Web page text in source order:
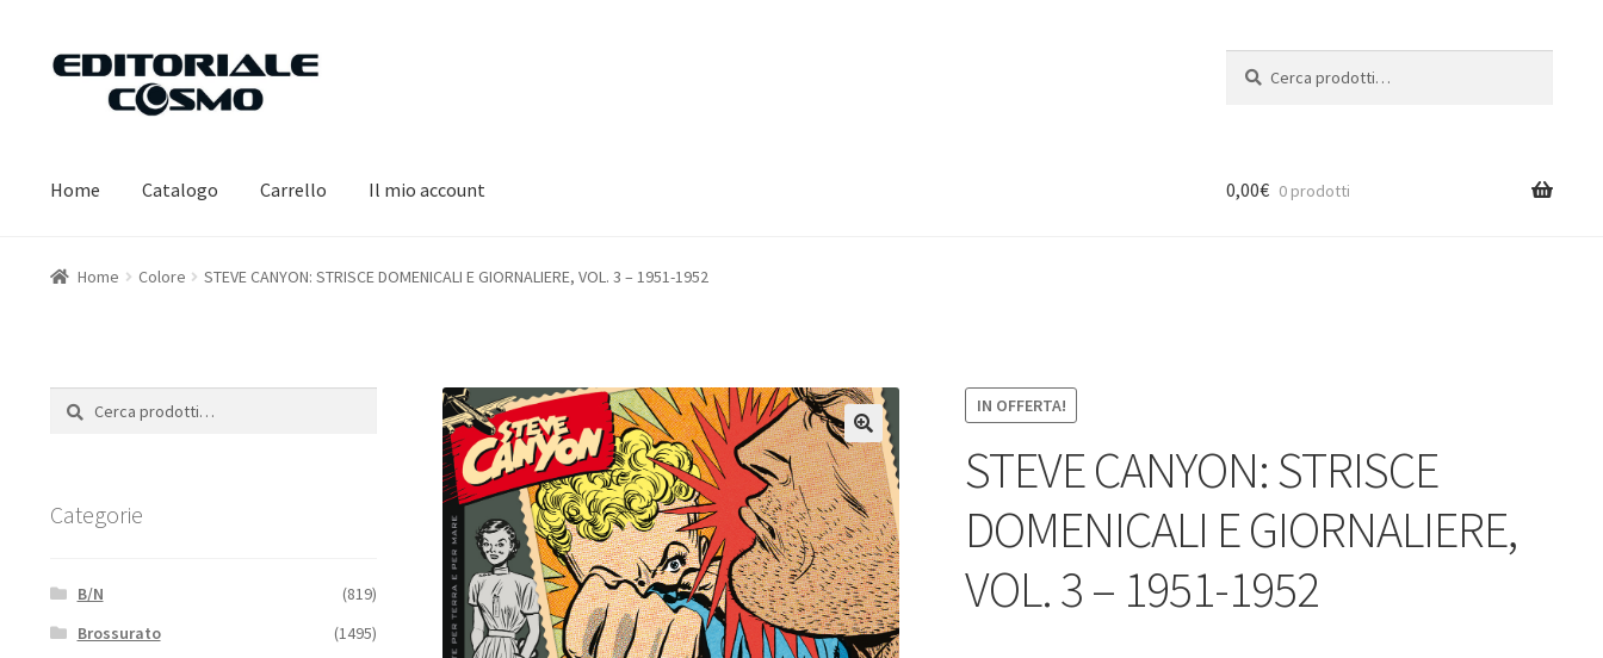
Vai
navigazione
Vai
Home Catalogo Carrello Il mio account 0,00€ 0 prodotti
Home Colore STEVE CANYON: STRISCE DOMENICALI E GIORNALIERE, VOL. 3 – 1951-1952
IN OFFERTA!
STEVE CANYON: STRISCE
DOMENICALI E GIORNALIERE,
VOL. 3 – 1951-1952
Cerca:
Cerca
Categorie
B/N
(819)
Brossurato
(1495)